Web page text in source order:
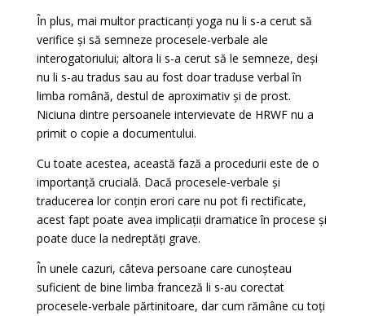
În plus, mai multor practicanți yoga nu li s-a cerut să
verifice și să semneze procesele-verbale ale
interogatoriului; altora li s-a cerut să le semneze, deși
nu li s-au tradus sau au fost doar traduse verbal în
limba română, destul de aproximativ și de prost.
Niciuna dintre persoanele intervievate de HRWF nu a
primit o copie a documentului.
Cu toate acestea, această fază a procedurii este de o
importanță crucială. Dacă procesele-verbale și
traducerea lor conțin erori care nu pot fi rectificate,
acest fapt poate avea implicații dramatice în procese și
poate duce la nedreptăți grave.
În unele cazuri, câteva persoane care cunoșteau
suficient de bine limba franceză li s-au corectat
procesele-verbale părtinitoare, dar cum rămâne cu toți